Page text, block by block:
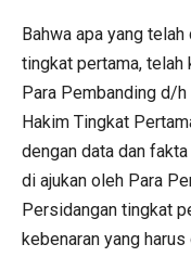
Bahwa apa yang
tingkat pertama,
Para Pembanding d/
Hakim Tingkat
dengan data dan
di ajukan oleh Para
Persidangan tingkat
kebenaran yang